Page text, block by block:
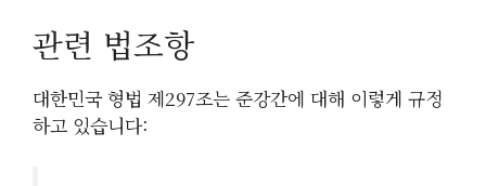
관련 법조항
대한민국 형법 제297조는 준강간에 대해 이렇게 규정
하고 있습니다: